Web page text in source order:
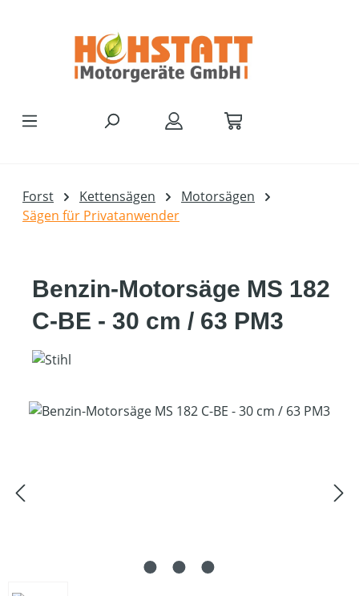
Forst Kettensägen
Motorsägen
Sägen für Privatanwender
Benzin-Motorsäge MS 182
C-BE - 30 cm / 63 PM3
Bildergalerie überspringen